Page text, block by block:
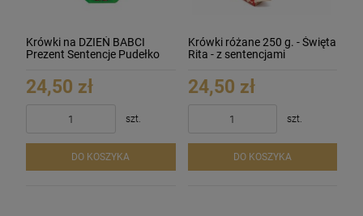
Krówki na DZIEŃ BABCI
Prezent Sentencje Pudełko
24,50 zł
szt.
DO KOSZYKA
Krówki różane 250 g. - Święta
Rita - z sentencjami
24,50 zł
szt.
DO KOSZYKA